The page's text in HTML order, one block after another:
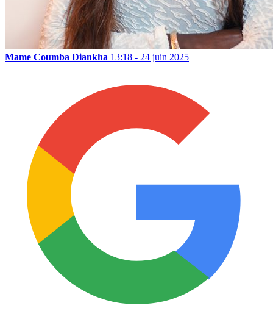
Mame Coumba Diankha 13:18 - 24 juin 2025